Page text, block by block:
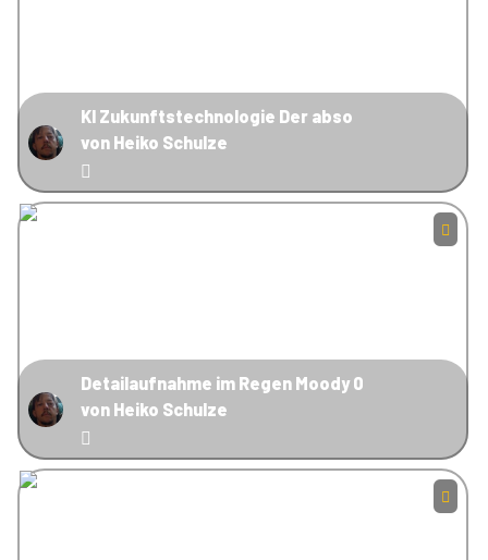
KI Zukunftstechnologie Der abso
von Heiko Schulze
Detailaufnahme im Regen Moody 0
von Heiko Schulze